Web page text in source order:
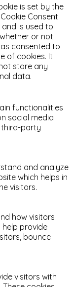
is set by the
Cookie Consent
and is used to
or not
consented to
of cookies. It
store any
data.
functionalities
social media
third-party
and analyze
which helps in
visitors.
how visitors
help provide
bounce
visitors with